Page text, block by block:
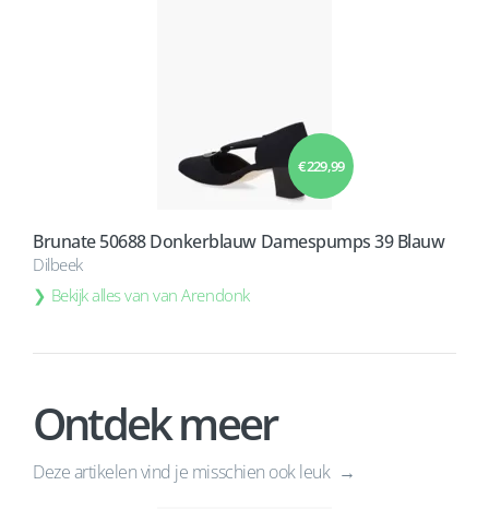
€ 229,99
Brunate 50688 Donkerblauw Damespumps 39 Blauw
Dilbeek
Bekijk alles van van Arendonk
Ontdek meer
Deze artikelen vind je misschien ook leuk